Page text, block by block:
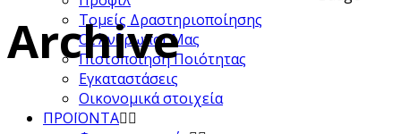
Τομείς Δραστηριοποίησης
Οι Άνθρωποι Μας
Πιστοποίηση Ποιότητας
Εγκαταστάσεις
Οικονομικά στοιχεία
ΠΡΟΪΟΝΤΑ
Archive